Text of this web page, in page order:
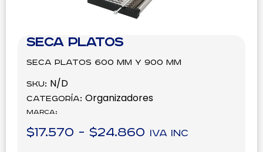
Seca Platos
Seca Platos 600 mm y 900 mm
SKU: N/D
Categoría: Organizadores
Marca:
$17.570 - $24.860 IVA inc